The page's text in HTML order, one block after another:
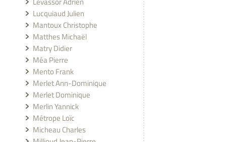
Lucquiaud Julien
Mantoux Christophe
Matthes Michaël
Matry Didier
Méa Pierre
Mento Frank
Merlet Ann-Dominique
Merlet Dominique
Merlin Yannick
Métrope Loïc
Micheau Charles